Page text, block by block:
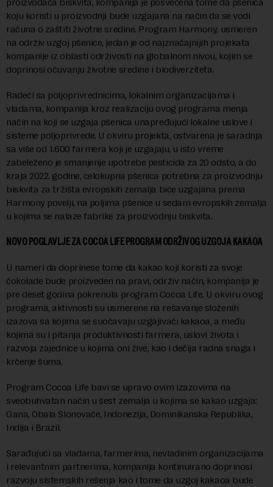
koju koristi u proizvodnji bude uzgajana na način da se vodi
računa o zaštiti životne sredine. Program Harmony, usmeren
na održiv uzgoj pšenice, jedan je od najznačajnijih projekata
kompanije iz oblasti održivosti na globalnom nivou, kojim se
doprinosi očuvanju životne sredine i biodiverziteta.
Radeći sa poljoprivrednicima, lokalnim organizacijama i
vladama, kompanija kroz realizaciju ovog programa menja
način na koji se uzgaja pšenica unapređujući lokalne uslove i
sisteme poljoprivrede. U okviru projekta, ostvarena je saradnja
sa više od 1.600 farmera koji je uzgajaju, u isto vreme
zabeleženo je smanjenje upotrebe pesticida za 20 odsto, a do
kraja 2022. godine, celokupna pšenica potrebna za proizvodnju
biskvita za tržišta evropskih zemalja biće uzgajana prema
Harmony povelji, na poljima pšenice u sedam evropskih zemalja
u kojima se nalaze fabrike za proizvodnju biskvita.
NOVO POGLAVLJE ZA COCOA LIFE PROGRAM ODRŽIVOG UZGOJA KAKAOA
U nameri da doprinese tome da kakao koji koristi za svoje
čokolade bude proizveden na pravi, održiv način, kompanija je
pre deset godina pokrenula program Cocoa Life. U okviru ovog
programa, aktivnosti su usmerene na rešavanje složenih
izazova sa kojima se suočavaju uzgajivači kakaoa, a među
kojima su i pitanja produktivnosti farmera, uslovi života i
razvoja zajednice u kojima oni žive, kao i dečija radna snaga i
krčenje šuma.
Program Cocoa Life bavi se upravo ovim izazovima na
sveobuhvatan način u šest zemalja u kojima se kakao uzgaja:
Gana, Obala Slonovače, Indonezija, Dominikanska Republika,
Indija i Brazil.
Sarađujući sa vladama, farmerima, nevladinim organizacijama
i relevantnim partnerima, kompanija kontinuirano doprinosi
razvoju sistemskih rešenja kao i tome da uzgoj kakaoa bude